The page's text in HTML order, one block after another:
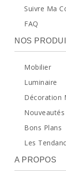
Suivre Ma
FAQ
NOS
Mobilier
Luminaire
Décoration
Nouveautés
Bons Plans
Les
A PROPOS